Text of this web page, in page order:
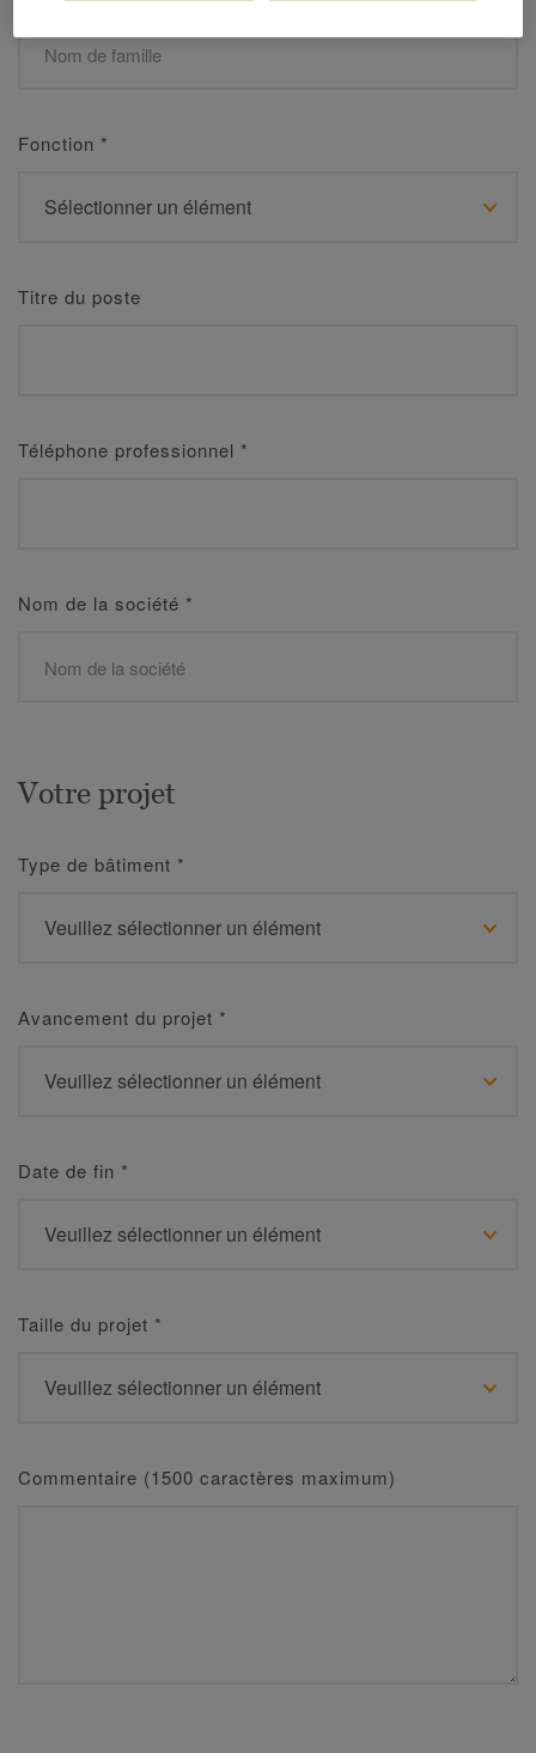
Fonction *
Titre du poste
Téléphone professionnel *
Nom de la société *
Votre projet
Type de bâtiment *
Avancement du projet *
Date de fin *
Taille du projet *
Commentaire (1500 caractères maximum)